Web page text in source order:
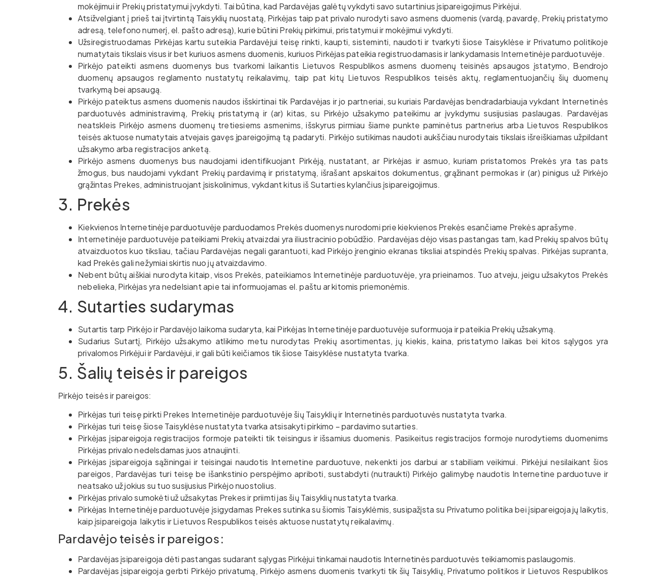
mokėjimui ir Prekių pristatymui įvykdyti. Tai būtina, kad Pardavėjas galėtų vykdyti savo sutartinius įsipareigojimus Pirkėjui.
Atsižvelgiant į prieš tai įtvirtintą Taisyklių nuostatą, Pirkėjas taip pat privalo nurodyti savo asmens duomenis (vardą, pavardę, Prekių pristatymo
adresą, telefono numerį, el. pašto adresą), kurie būtini Prekių pirkimui, pristatymui ir mokėjimui vykdyti.
Užsiregistruodamas Pirkėjas kartu suteikia Pardavėjui teisę rinkti, kaupti, sisteminti, naudoti ir tvarkyti šiose Taisyklėse ir Privatumo politikoje
numatytais tikslais visus ir bet kuriuos asmens duomenis, kuriuos Pirkėjas pateikia registruodamasis ir lankydamasis Internetinėje parduotuvėje.
Pirkėjo pateikti asmens duomenys bus tvarkomi laikantis Lietuvos Respublikos asmens duomenų teisinės apsaugos įstatymo, Bendrojo
duomenų apsaugos reglamento nustatytų reikalavimų, taip pat kitų Lietuvos Respublikos teisės aktų, reglamentuojančių šių duomenų
tvarkymą bei apsaugą.
Pirkėjo pateiktus asmens duomenis naudos išskirtinai tik Pardavėjas ir jo partneriai, su kuriais Pardavėjas bendradarbiauja vykdant Internetinės
parduotuvės administravimą, Prekių pristatymą ir (ar) kitas, su Pirkėjo užsakymo pateikimu ar įvykdymu susijusias paslaugas. Pardavėjas
neatskleis Pirkėjo asmens duomenų tretiesiems asmenims, išskyrus pirmiau šiame punkte paminėtus partnerius arba Lietuvos Respublikos
teisės aktuose numatytais atvejais gavęs įpareigojimą tą padaryti. Pirkėjo sutikimas naudoti aukščiau nurodytais tikslais išreiškiamas užpildant
užsakymo arba registracijos anketą.
Pirkėjo asmens duomenys bus naudojami identifikuojant Pirkėją, nustatant, ar Pirkėjas ir asmuo, kuriam pristatomos Prekės yra tas pats
žmogus, bus naudojami vykdant Prekių pardavimą ir pristatymą, išrašant apskaitos dokumentus, grąžinant permokas ir (ar) pinigus už Pirkėjo
grąžintas Prekes, administruojant įsiskolinimus, vykdant kitus iš Sutarties kylančius įsipareigojimus.
3. Prekės
Kiekvienos Internetinėje parduotuvėje parduodamos Prekės duomenys nurodomi prie kiekvienos Prekės esančiame Prekės aprašyme.
Internetinėje parduotuvėje pateikiami Prekių atvaizdai yra iliustracinio pobūdžio. Pardavėjas dėjo visas pastangas tam, kad Prekių spalvos būtų
atvaizduotos kuo tiksliau, tačiau Pardavėjas negali garantuoti, kad Pirkėjo įrenginio ekranas tiksliai atspindės Prekių spalvas. Pirkėjas supranta,
kad Prekės gali nežymiai skirtis nuo jų atvaizdavimo.
Nebent būtų aiškiai nurodyta kitaip, visos Prekės, pateikiamos Internetinėje parduotuvėje, yra prieinamos. Tuo atveju, jeigu užsakytos Prekės
nebelieka, Pirkėjas yra nedelsiant apie tai informuojamas el. paštu ar kitomis priemonėmis.
4. Sutarties sudarymas
Sutartis tarp Pirkėjo ir Pardavėjo laikoma sudaryta, kai Pirkėjas Internetinėje parduotuvėje suformuoja ir pateikia Prekių užsakymą.
Sudarius Sutartį, Pirkėjo užsakymo atlikimo metu nurodytas Prekių asortimentas, jų kiekis, kaina, pristatymo laikas bei kitos sąlygos yra
privalomos Pirkėjui ir Pardavėjui, ir gali būti keičiamos tik šiose Taisyklėse nustatyta tvarka.
5. Šalių teisės ir pareigos
Pirkėjo teisės ir pareigos:
Pirkėjas turi teisę pirkti Prekes Internetinėje parduotuvėje šių Taisyklių ir Internetinės parduotuvės nustatyta tvarka.
Pirkėjas turi teisę šiose Taisyklėse nustatyta tvarka atsisakyti pirkimo – pardavimo sutarties.
Pirkėjas įsipareigoja registracijos formoje pateikti tik teisingus ir išsamius duomenis. Pasikeitus registracijos formoje nurodytiems duomenims
Pirkėjas privalo nedelsdamas juos atnaujinti.
Pirkėjas įsipareigoja sąžiningai ir teisingai naudotis Internetine parduotuve, nekenkti jos darbui ar stabiliam veikimui. Pirkėjui nesilaikant šios
pareigos, Pardavėjas turi teisę be išankstinio perspėjimo apriboti, sustabdyti (nutraukti) Pirkėjo galimybę naudotis Internetine parduotuve ir
neatsako už jokius su tuo susijusius Pirkėjo nuostolius.
Pirkėjas privalo sumokėti už užsakytas Prekes ir priimti jas šių Taisyklių nustatyta tvarka.
Pirkėjas Internetinėje parduotuvėje įsigydamas Prekes sutinka su šiomis Taisyklėmis, susipažįsta su Privatumo politika bei įsipareigoja jų laikytis,
kaip įsipareigoja laikytis ir Lietuvos Respublikos teisės aktuose nustatytų reikalavimų.
Pardavėjo teisės ir pareigos:
Pardavėjas įsipareigoja dėti pastangas sudarant sąlygas Pirkėjui tinkamai naudotis Internetinės parduotuvės teikiamomis paslaugomis.
Pardavėjas įsipareigoja gerbti Pirkėjo privatumą, Pirkėjo asmens duomenis tvarkyti tik šių Taisyklių, Privatumo politikos ir Lietuvos Respublikos